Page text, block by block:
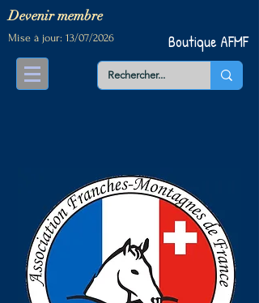
Devenir membre
Mise à jour: 13/07/2026 Boutique AFMF